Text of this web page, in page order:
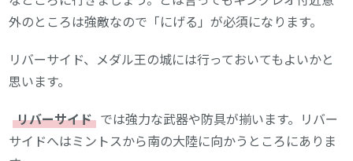
外のところは強敵なので「にげる」が必須になります。
リバーサイド、メダル王の城には行っておいてもよいかと
思います。
リバーサイド では強力な武器や防具が揃います。リバー
サイドへはミントスから南の大陸に向かうところにありま